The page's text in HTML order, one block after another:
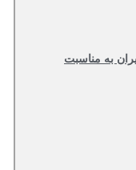
به مناسبت